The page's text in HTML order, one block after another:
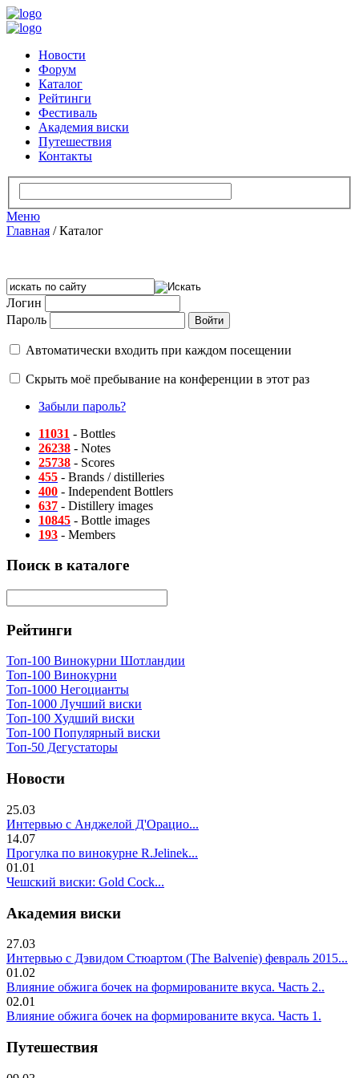
Новости
Форум
Каталог
Рейтинги
Фестиваль
Академия виски
Путешествия
Контакты
Меню
Главная /Каталог
Логин
Пароль
Автоматически входить при каждом посещении
Скрыть моё пребывание на конференции в этот раз
Забыли пароль?
11031 - Bottles
26238 - Notes
25738 - Scores
455 - Brands / distilleries
400 - Independent Bottlers
637 - Distillery images
10845 - Bottle images
193 - Members
Поиск в каталоге
Рейтинги
Топ-100 Винокурни Шотландии
Топ-100 Винокурни
Топ-1000 Негоцианты
Топ-1000 Лучший виски
Топ-100 Худший виски
Топ-100 Популярный виски
Топ-50 Дегустаторы
Новости
25.03
Интервью с Анджелой Д'Орацио...
14.07
Прогулка по винокурне R.Jelinek...
01.01
Чешский виски: Gold Cock...
Академия виски
27.03
Интервью с Дэвидом Стюартом (The Balvenie) февраль 2015...
01.02
Влияние обжига бочек на формированите вкуса. Часть 2..
02.01
Влияние обжига бочек на формированите вкуса. Часть 1.
Путешествия